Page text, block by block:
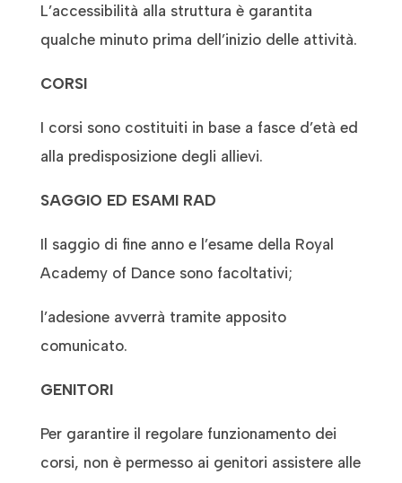
L’accessibilità alla struttura è garantita
qualche minuto prima dell’inizio delle attività.
CORSI
I corsi sono costituiti in base a fasce d’età ed
alla predisposizione degli allievi.
SAGGIO ED ESAMI RAD
Il saggio di fine anno e l’esame della Royal
Academy of Dance sono facoltativi;
l’adesione avverrà tramite apposito
comunicato.
GENITORI
Per garantire il regolare funzionamento dei
corsi, non è permesso ai genitori assistere alle